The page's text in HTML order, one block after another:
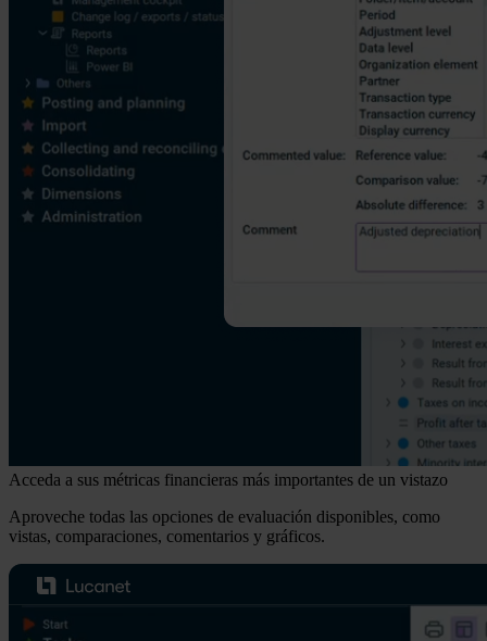
Acceda a sus métricas financieras más importantes de un vistazo
Aproveche todas las opciones de evaluación disponibles, como
vistas, comparaciones, comentarios y gráficos.